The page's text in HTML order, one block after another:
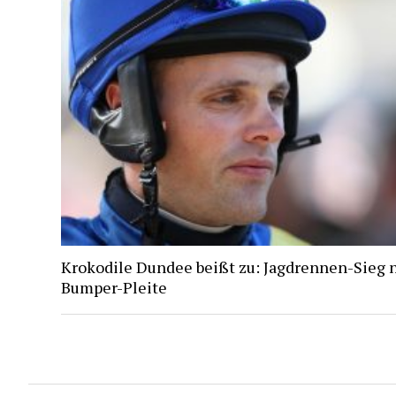
Krokodile Dundee beißt zu: Jagdrennen-Sieg
Bumper-Pleite